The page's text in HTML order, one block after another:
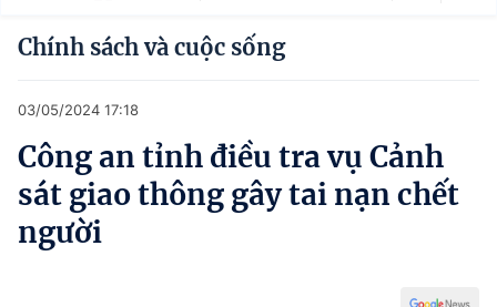
Danh mục
Tham vấn chính sách
Người dân góp ý
Chính sách và cuộc sống
03/05/2024 17:18
Công an tỉnh điều tra vụ Cảnh
sát giao thông gây tai nạn chết
người